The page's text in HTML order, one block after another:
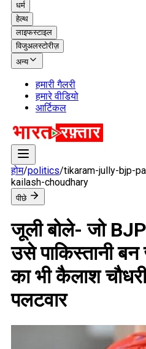
धर्म
हेल्थ
लाइफस्टाइल
विजुअलस्टोरीज़
अन्य
हमारी गैलरी
हमारे वीडियो
आर्टिकल
होम/politics/tikaram-jully-bjp-
kailash-choudhary
पीछे
जूली बोले- जो
उसे पाकिस्तानी बन
का भी कैलाश
पलटवार